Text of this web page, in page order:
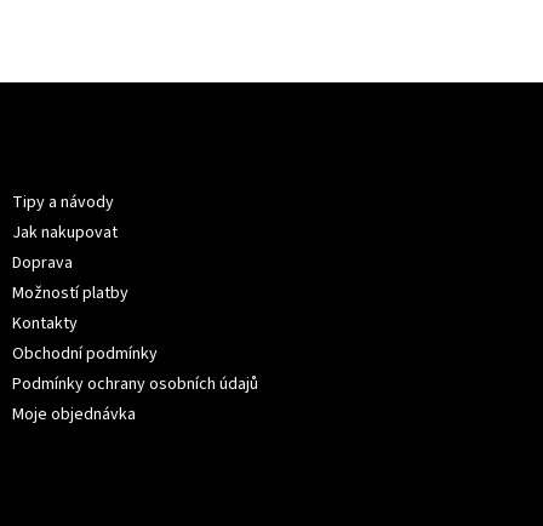
Tipy a návody
Jak nakupovat
Doprava
Možností platby
Kontakty
Obchodní podmínky
Podmínky ochrany osobních údajů
Moje objednávka